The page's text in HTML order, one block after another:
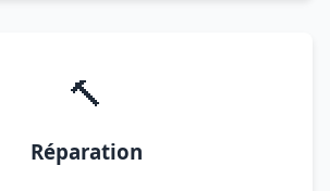
🔨
Réparation